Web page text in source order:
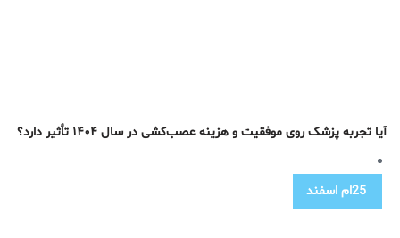
آیا تجربه پزشک روی موفقیت و هزینه عصب‌کشی در سال ۱۴۰۴ تأثیر دارد؟
25ام اسفند